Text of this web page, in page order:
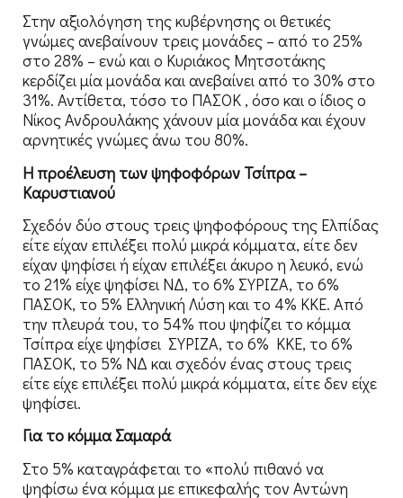
Στην αξιολόγηση της κυβέρνησης οι θετικές
γνώμες ανεβαίνουν τρεις μονάδες – από το 25%
στο 28% – ενώ και ο Κυριάκος Μητσοτάκης
κερδίζει μία μονάδα και ανεβαίνει από το 30% στο
31%. Αντίθετα, τόσο το ΠΑΣΟΚ , όσο και ο ίδιος ο
Νίκος Ανδρουλάκης χάνουν μία μονάδα και έχουν
αρνητικές γνώμες άνω του 80%.
Η προέλευση των ψηφοφόρων Τσίπρα –
Καρυστιανού
Σχεδόν δύο στους τρεις ψηφοφόρους της Ελπίδας
είτε είχαν επιλέξει πολύ μικρά κόμματα, είτε δεν
είχαν ψηφίσει ή είχαν επιλέξει άκυρο η λευκό, ενώ
το 21% είχε ψηφίσει ΝΔ, το 6% ΣΥΡΙΖΑ, το 6%
ΠΑΣΟΚ, το 5% Ελληνική Λύση και το 4% ΚΚΕ. Από
την πλευρά του, το 54% που ψηφίζει το κόμμα
Τσίπρα είχε ψηφίσει ΣΥΡΙΖΑ, το 6% ΚΚΕ, το 6%
ΠΑΣΟΚ, το 5% ΝΔ και σχεδόν ένας στους τρεις
είτε είχε επιλέξει πολύ μικρά κόμματα, είτε δεν είχε
ψηφίσει.
Για το κόμμα Σαμαρά
Στο 5% καταγράφεται το «πολύ πιθανό να
ψηφίσω ένα κόμμα με επικεφαλής τον Αντώνη